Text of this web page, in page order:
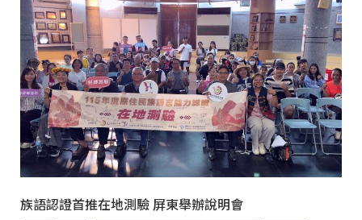
族語認證首推在地測驗 屏東舉辦說明會